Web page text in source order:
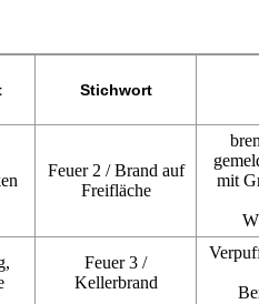
Stichwort
Feuer 2 / Brand auf
Freifläche
mit
Feuer 3 /
Kellerbrand